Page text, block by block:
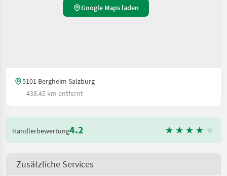
Google Maps laden
5101 Bergheim Salzburg
438.45 km entfernt
Händlerbewertung4.2
Zusätzliche Services